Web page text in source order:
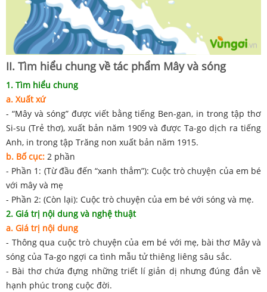
II. Tìm hiểu chung về tác phẩm Mây và sóng
1. Tìm hiểu chung
a. Xuất xứ
- “Mây và sóng” được viết bằng tiếng Ben-gan, in trong tập thơ
Si-su (Trẻ thơ), xuất bản năm 1909 và được Ta-go dịch ra tiếng
Anh, in trong tập Trăng non xuất bản năm 1915.
b. Bố cục: 2 phần
- Phần 1: (Từ đầu đến “xanh thẳm”): Cuộc trò chuyện của em bé
với mây và mẹ
- Phần 2: (Còn lại): Cuộc trò chuyện của em bé với sóng và mẹ.
2. Giá trị nội dung và nghệ thuật
a. Giá trị nội dung
- Thông qua cuộc trò chuyện của em bé với mẹ, bài thơ Mây và
sóng của Ta-go ngợi ca tình mẫu tử thiêng liêng sâu sắc.
- Bài thơ chứa đựng những triết lí giản dị nhưng đúng đắn về
hạnh phúc trong cuộc đời.